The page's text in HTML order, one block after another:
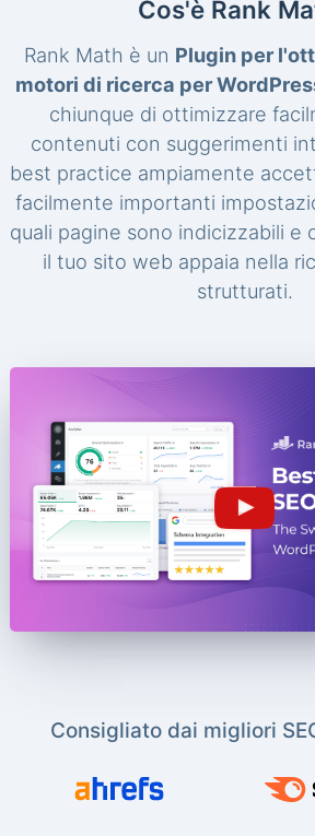
Cos'è Rank
Rank Math è un Plugin per
motori di ricerca per
chiunque di ottimizzare
contenuti con suggerimenti
best practice ampiamente
facilmente importanti
quali pagine sono indicizzabili e
il tuo sito web appaia nella
strutturati.
Consigliato dai migliori